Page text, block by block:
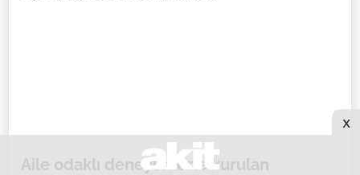
Aile odaklı deneyimlerle kurulan
x